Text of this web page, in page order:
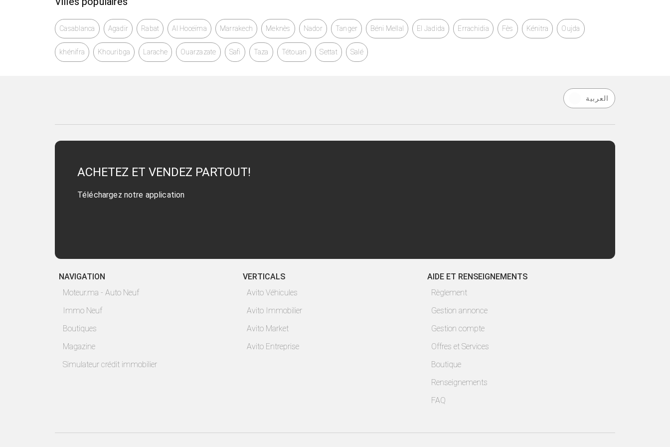
Casablanca Agadir Rabat Al Hoceïma Marrakech Meknès Nador Tanger Béni Mellal El Jadida Errachidia Fès Kénitra Oujda
khénifra Khouribga Larache Ouarzazate Safi Taza Tétouan Settat Salé
العربية
ACHETEZ ET VENDEZ PARTOUT!
Téléchargez notre application
NAVIGATION
Moteur.ma - Auto Neuf
Immo Neuf
Boutiques
Magazine
Simulateur crédit immobilier
VERTICALS
Avito Véhicules
Avito Immobilier
Avito Market
Avito Entreprise
AIDE ET RENSEIGNEMENTS
Règlement
Gestion annonce
Gestion compte
Offres et Services
Boutique
Renseignements
FAQ